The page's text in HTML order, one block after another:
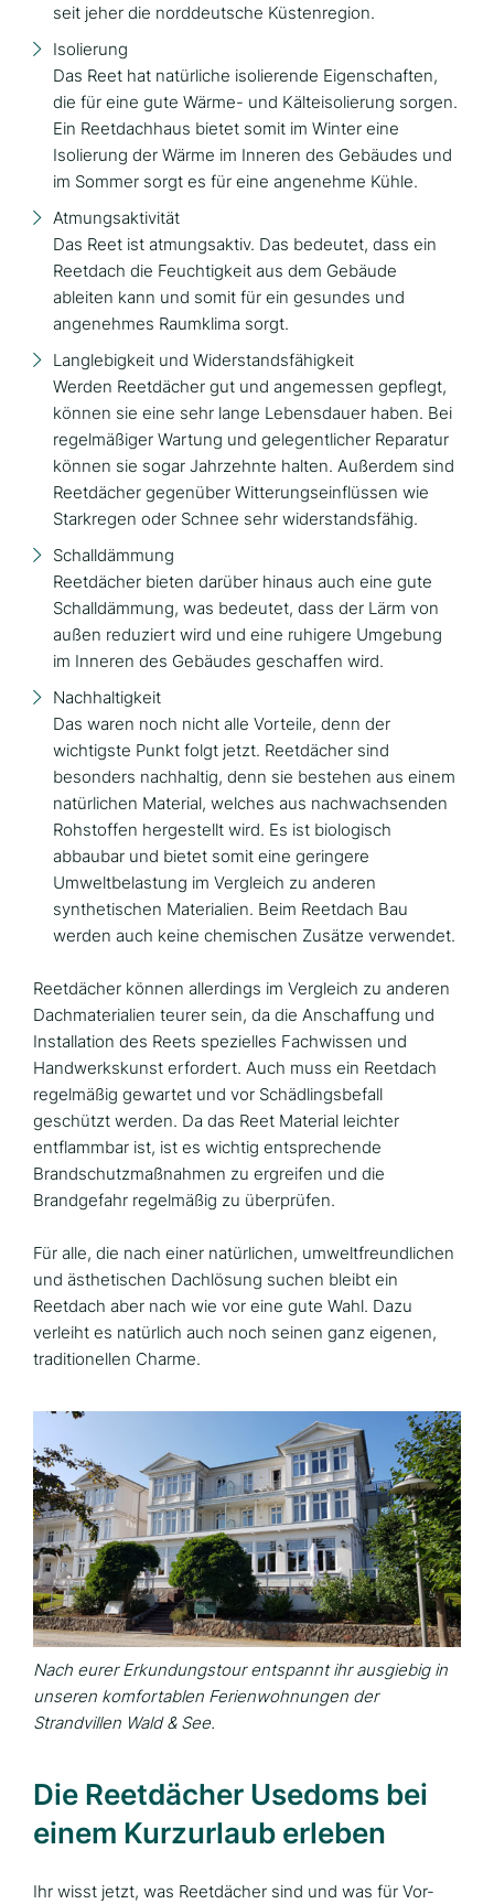
seit jeher die norddeutsche Küstenregion.
Isolierung
Das Reet hat natürliche isolierende Eigenschaften,
die für eine gute Wärme- und Kälteisolierung sorgen.
Ein Reetdachhaus bietet somit im Winter eine
Isolierung der Wärme im Inneren des Gebäudes und
im Sommer sorgt es für eine angenehme Kühle.
Atmungsaktivität
Das Reet ist atmungsaktiv. Das bedeutet, dass ein
Reetdach die Feuchtigkeit aus dem Gebäude
ableiten kann und somit für ein gesundes und
angenehmes Raumklima sorgt.
Langlebigkeit und Widerstandsfähigkeit
Werden Reetdächer gut und angemessen gepflegt,
können sie eine sehr lange Lebensdauer haben. Bei
regelmäßiger Wartung und gelegentlicher Reparatur
können sie sogar Jahrzehnte halten. Außerdem sind
Reetdächer gegenüber Witterungseinflüssen wie
Starkregen oder Schnee sehr widerstandsfähig.
Schalldämmung
Reetdächer bieten darüber hinaus auch eine gute
Schalldämmung, was bedeutet, dass der Lärm von
außen reduziert wird und eine ruhigere Umgebung
im Inneren des Gebäudes geschaffen wird.
Nachhaltigkeit
Das waren noch nicht alle Vorteile, denn der
wichtigste Punkt folgt jetzt. Reetdächer sind
besonders nachhaltig, denn sie bestehen aus einem
natürlichen Material, welches aus nachwachsenden
Rohstoffen hergestellt wird. Es ist biologisch
abbaubar und bietet somit eine geringere
Umweltbelastung im Vergleich zu anderen
synthetischen Materialien. Beim Reetdach Bau
werden auch keine chemischen Zusätze verwendet.
Reetdächer können allerdings im Vergleich zu anderen
Dachmaterialien teurer sein, da die Anschaffung und
Installation des Reets spezielles Fachwissen und
Handwerkskunst erfordert. Auch muss ein Reetdach
regelmäßig gewartet und vor Schädlingsbefall
geschützt werden. Da das Reet Material leichter
entflammbar ist, ist es wichtig entsprechende
Brandschutzmaßnahmen zu ergreifen und die
Brandgefahr regelmäßig zu überprüfen.
Für alle, die nach einer natürlichen, umweltfreundlichen
und ästhetischen Dachlösung suchen bleibt ein
Reetdach aber nach wie vor eine gute Wahl. Dazu
verleiht es natürlich auch noch seinen ganz eigenen,
traditionellen Charme.
Nach eurer Erkundungstour entspannt ihr ausgiebig in
unseren komfortablen Ferienwohnungen der
Strandvillen Wald & See.
Die Reetdächer Usedoms bei
einem Kurzurlaub erleben
Ihr wisst jetzt, was Reetdächer sind und was für Vor-